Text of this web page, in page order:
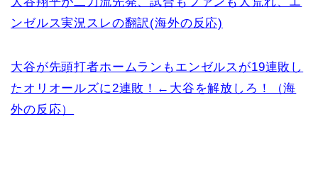
ンゼルス実況スレの翻訳(海外の反応)
大谷が先頭打者ホームランもエンゼルスが19連敗し
たオリオールズに2連敗！←大谷を解放しろ！（海
外の反応）